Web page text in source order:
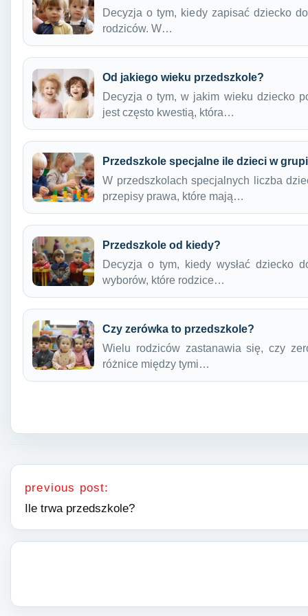
Decyzja o tym, kiedy zapisać dziecko
rodziców. W…
Od jakiego wieku przedszkole?
Decyzja o tym, w jakim wieku dziecko
jest często kwestią, która…
Przedszkole specjalne ile dzieci w
W przedszkolach specjalnych liczba
przepisy prawa, które mają…
Przedszkole od kiedy?
Decyzja o tym, kiedy wysłać dziecko
wyborów, które rodzice…
Czy zerówka to przedszkole?
Wielu rodziców zastanawia się, czy
różnice między tymi…
Nawigacja wpisu
previous post:
Ile trwa przedszkole?